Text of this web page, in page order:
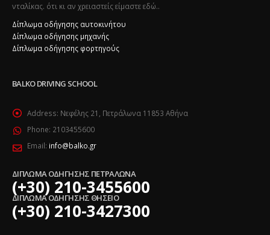
νταλίκας. ότι κι αν χρειαστείς είμαστε εδώ..
Δίπλωμα οδήγησης αυτοκινήτου
Δίπλωμα οδήγησης μηχανής
Δίπλωμα οδήγησης φορτηγούς
BALKO DRIVING SCHOOL
Address: Νεφέλης 21, Πετράλωνα 11853 Αθήνα
Phone: 2103455600
Email: info@balko.gr
ΔΙΠΛΩΜΑ ΟΔΗΓΗΣΗΣ ΠΕΤΡΑΛΩΝΑ
(+30) 210-3455600
ΔΙΠΛΩΜΑ ΟΔΗΓΗΣΗΣ ΘΗΣΕΙΟ
(+30) 210-3427300